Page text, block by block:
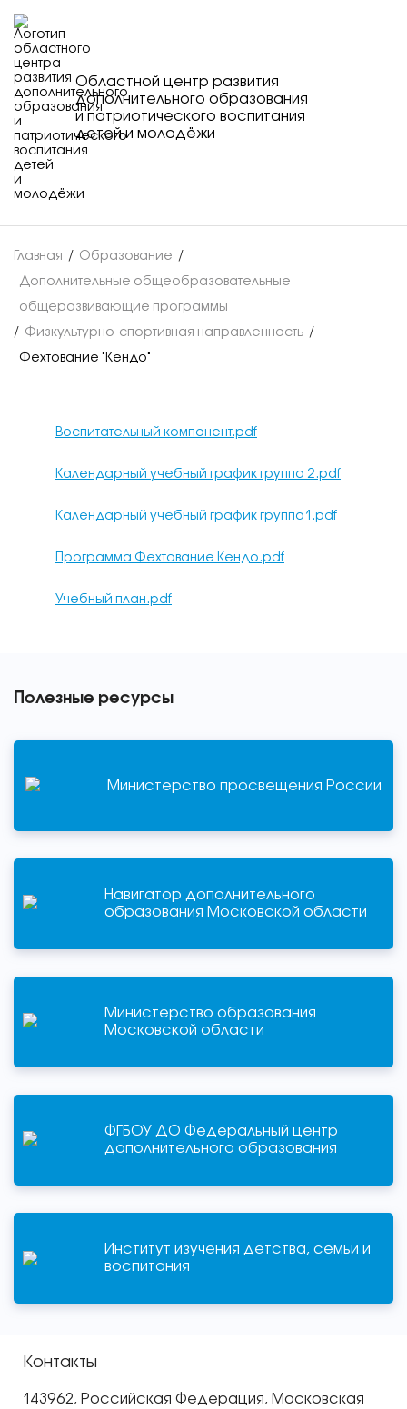
Областной центр развития
дополнительного образования
и патриотического воспитания
детей и молодёжи
Главная / Образование /
Дополнительные общеобразовательные
общеразвивающие программы
/ Физкультурно-спортивная направленность /
Фехтование "Кендо"
Воспитательный компонент.pdf
Календарный учебный график группа 2.pdf
Календарный учебный график группа1.pdf
Программа Фехтование Кендо.pdf
Учебный план.pdf
Полезные ресурсы
Министерство просвещения России
Навигатор дополнительного
образования Московской области
Министерство образования
Московской области
ФГБОУ ДО Федеральный центр
дополнительного образования
Институт изучения детства, семьи и
воспитания
Контакты
143962, Российская Федерация, Московская